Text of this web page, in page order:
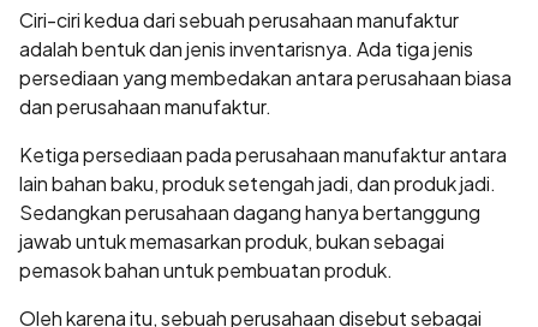
Ciri-ciri kedua dari sebuah perusahaan manufaktur
adalah bentuk dan jenis inventarisnya. Ada tiga jenis
persediaan yang membedakan antara perusahaan biasa
dan perusahaan manufaktur.
Ketiga persediaan pada perusahaan manufaktur antara
lain bahan baku, produk setengah jadi, dan produk jadi.
Sedangkan perusahaan dagang hanya bertanggung
jawab untuk memasarkan produk, bukan sebagai
pemasok bahan untuk pembuatan produk.
Oleh karena itu, sebuah perusahaan disebut sebagai